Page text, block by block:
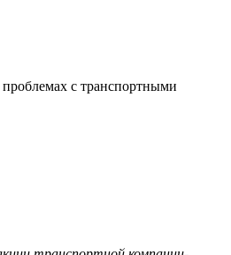
с транспортными